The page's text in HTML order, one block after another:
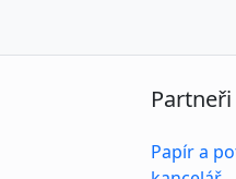
Partneři
Papír a